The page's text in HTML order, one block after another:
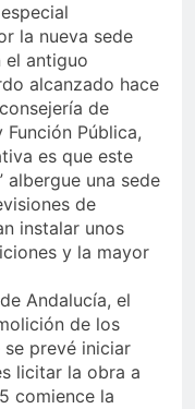
la nueva sede
el antiguo
alcanzado hace
de
Pública,
es que este
albergue una sede
de
instalar unos
y la mayor
Andalucía, el
de los
prevé iniciar
licitar la obra a
comience la